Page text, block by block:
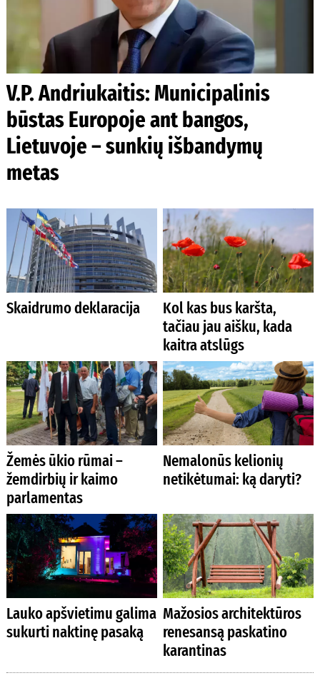
V.P. Andriukaitis: Municipalinis
būstas Europoje ant bangos,
Lietuvoje – sunkių išbandymų
metas
Skaidrumo deklaracija
Kol kas bus karšta,
tačiau jau aišku, kada
kaitra atslūgs
Žemės ūkio rūmai –
žemdirbių ir kaimo
parlamentas
Nemalonūs kelionių
netikėtumai: ką daryti?
Lauko apšvietimu galima
sukurti naktinę pasaką
Mažosios architektūros
renesansą paskatino
karantinas